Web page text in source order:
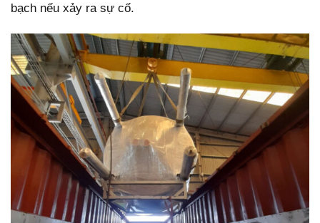
bạch nếu xảy ra sự cố.